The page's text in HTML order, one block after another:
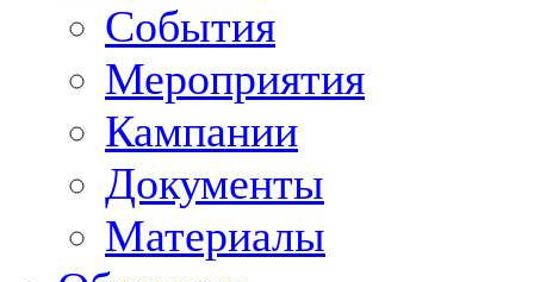
События
Мероприятия
Кампании
Документы
Материалы